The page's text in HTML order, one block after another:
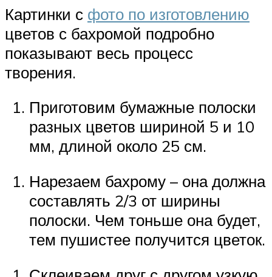
Картинки с фото по изготовлению
цветов с бахромой подробно
показывают весь процесс
творения.
Приготовим бумажные полоски
разных цветов шириной 5 и 10
мм, длиной около 25 см.
Нарезаем бахрому – она должна
составлять 2/3 от ширины
полоски. Чем тоньше она будет,
тем пушистее получится цветок.